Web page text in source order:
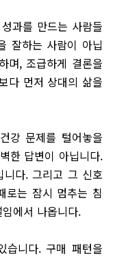
과를 만드는 사람들
잘하는 사람이 아닙
며, 조급하게 결론을
다 먼저 상대의 삶을
강 문제를 털어놓을
한 답변이 아닙니다.
니다. 그리고 그 신호
로는 잠시 멈추는 침
에서 나옵니다.
습니다. 구매 패턴을